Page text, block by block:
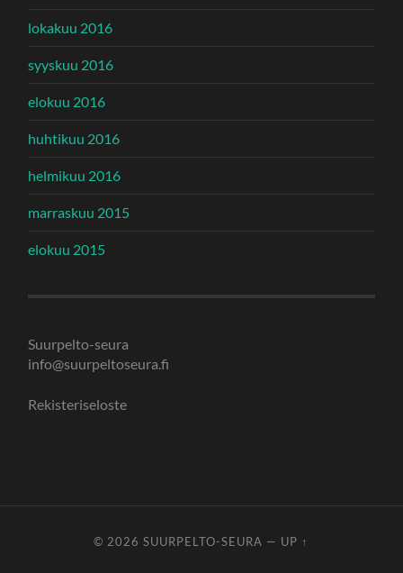
lokakuu 2016
syyskuu 2016
elokuu 2016
huhtikuu 2016
helmikuu 2016
marraskuu 2015
elokuu 2015
Suurpelto-seura
info@suurpeltoseura.fi
Rekisteriseloste
© 2026SUURPELTO-SEURA — UP ↑